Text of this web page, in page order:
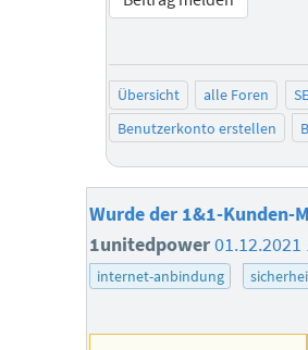
Übersicht alle Foren
Benutzerkonto erstellen
Wurde der 1&1-Kunden-
1unitedpower01.12.2021
internet-anbindung